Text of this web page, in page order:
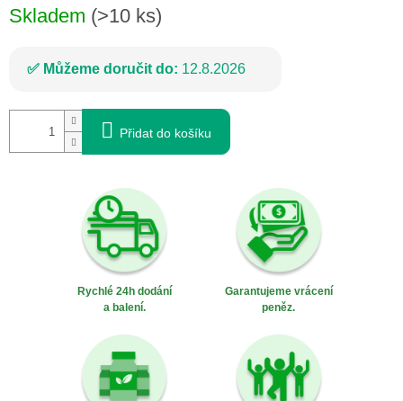
Skladem (>10 ks)
Můžeme doručit do: 12.8.2026
Přidat do košíku
Rychlé 24h dodání
a balení.
Garantujeme vrácení
peněz.